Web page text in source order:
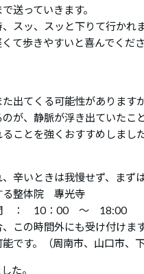
送っていきます。
スッ、スッと下りて行かれま
て歩きやすいと喜んでくだ
出てくる可能性があります
が、静脈が浮き出ていたこと
ことを強くおすすめしました
辛いときは我慢せず、まず
る整体院 專光寺
間 ： 10：00 ～ 18:00
この時間外にも受け付けます
です。（周南市、山口市、
た。